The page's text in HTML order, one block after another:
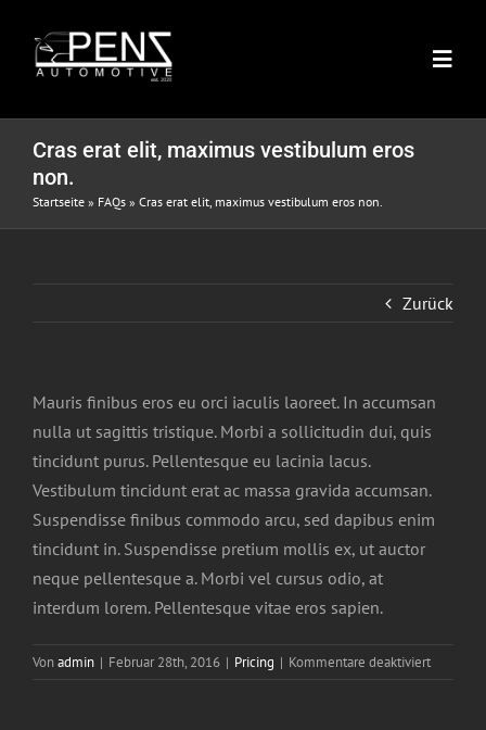
content
HOME
KONTAKT
Cras erat elit, maximus vestibulum eros
non.
Startseite » FAQs » Cras erat elit, maximus vestibulum eros non.
Zurück
Mauris finibus eros eu orci iaculis laoreet. In accumsan
nulla ut sagittis tristique. Morbi a sollicitudin dui, quis
tincidunt purus. Pellentesque eu lacinia lacus.
Vestibulum tincidunt erat ac massa gravida accumsan.
Suspendisse finibus commodo arcu, sed dapibus enim
tincidunt in. Suspendisse pretium mollis ex, ut auctor
neque pellentesque a. Morbi vel cursus odio, at
interdum lorem. Pellentesque vitae eros sapien.
Vonadmin | Februar 28th, 2016 | Pricing | Kommentare deaktiviertfür